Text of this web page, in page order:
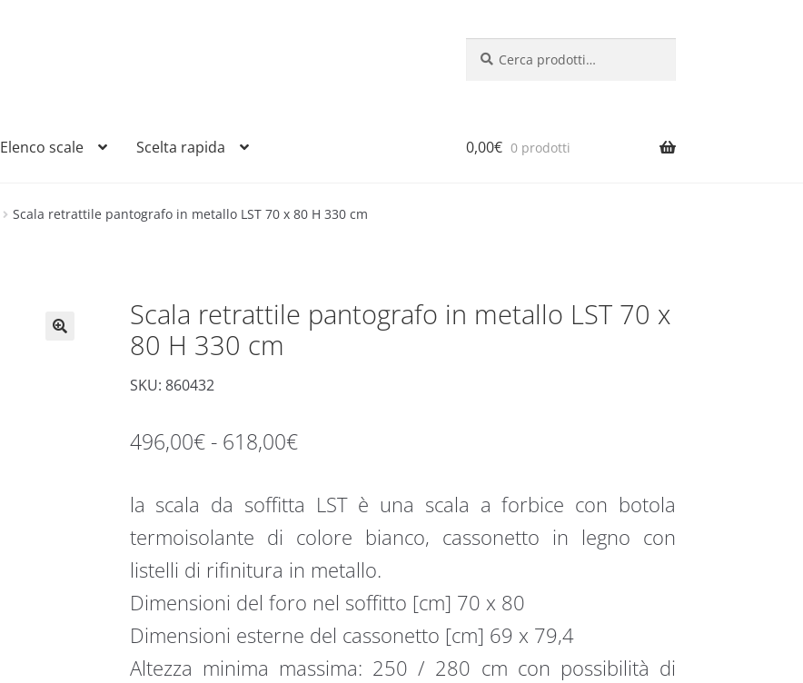
Elenco scale Scelta rapida 0,00€ 0 prodotti
Scala retrattile pantografo in metallo LST 70 x 80 H 330 cm
Scala retrattile pantografo in metallo LST 70 x
80 H 330 cm
SKU: 860432
496,00€ - 618,00€Fascia
prezzo:
da
496,00€
a
618,00€
la scala da soffitta LST è una scala a forbice con botola
termoisolante di colore bianco, cassonetto in legno con
listelli di rifinitura in metallo.
Dimensioni del foro nel soffitto [cm] 70 x 80
Dimensioni esterne del cassonetto [cm] 69 x 79,4
Altezza minima massima: 250 / 280 cm con possibilità di